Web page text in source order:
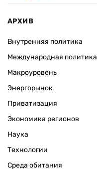
АРХИВ
Внутренняя политика
Международная политика
Макроуровень
Энергорынок
Приватизация
Экономика регионов
Наука
Технологии
Среда обитания